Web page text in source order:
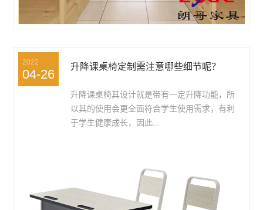
2022
04-26
升降课桌椅定制需注意哪些细节呢？
升降课桌椅其设计就是带有一定升降功能，所
以其的使用会更全面符合学生使用需求，有利
于学生健康成长，因此...